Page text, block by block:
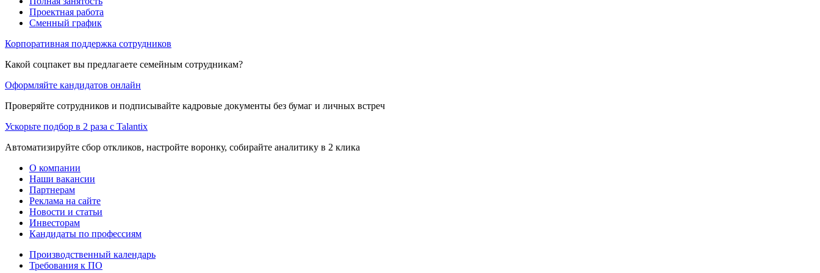
Проектная работа
Сменный график
Корпоративная поддержка сотрудников
Какой соцпакет вы предлагаете семейным сотрудникам?
Оформляйте кандидатов онлайн
Проверяйте сотрудников и подписывайте кадровые документы без бумаг и личных встреч
Ускорьте подбор в 2 раза с Talantix
Автоматизируйте сбор откликов, настройте воронку, собирайте аналитику в 2 клика
О компании
Наши вакансии
Партнерам
Реклама на сайте
Новости и статьи
Инвесторам
Кандидаты по профессиям
Производственный календарь
Требования к ПО